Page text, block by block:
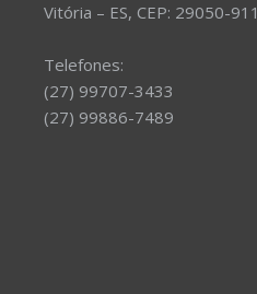
Vitória – ES, CEP: 29050-911
Telefones:
(27) 99707-3433
(27) 99886-7489